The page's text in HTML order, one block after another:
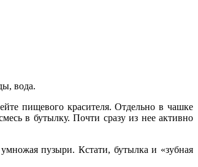
вода.
пищевого красителя. Отдельно в чашке
в бутылку. Почти сразу из нее активно
пузыри. Кстати, бутылка и «зубная